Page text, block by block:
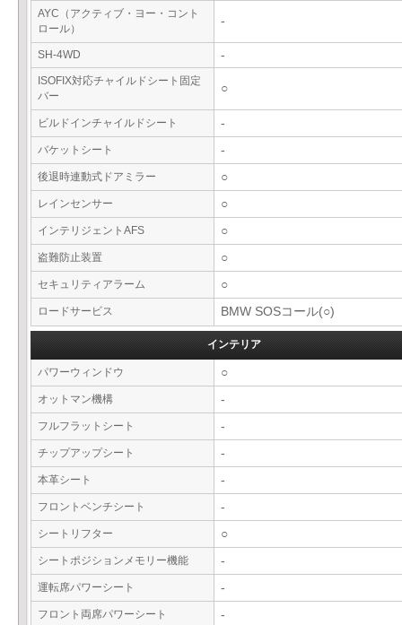
AYC（アクティブ・ヨー・コント
ロール）
-
SH-4WD -
ISOFIX対応チャイルドシート固定
バー
○
ビルドインチャイルドシート -
バケットシート -
後退時連動式ドアミラー ○
レインセンサー ○
インテリジェントAFS ○
盗難防止装置 ○
セキュリティアラーム ○
ロードサービス BMW SOSコール(○)
インテリア
パワーウィンドウ ○
オットマン機構 -
フルフラットシート -
チップアップシート -
本革シート -
フロントベンチシート -
シートリフター ○
シートポジションメモリー機能 -
運転席パワーシート -
フロント両席パワーシート -